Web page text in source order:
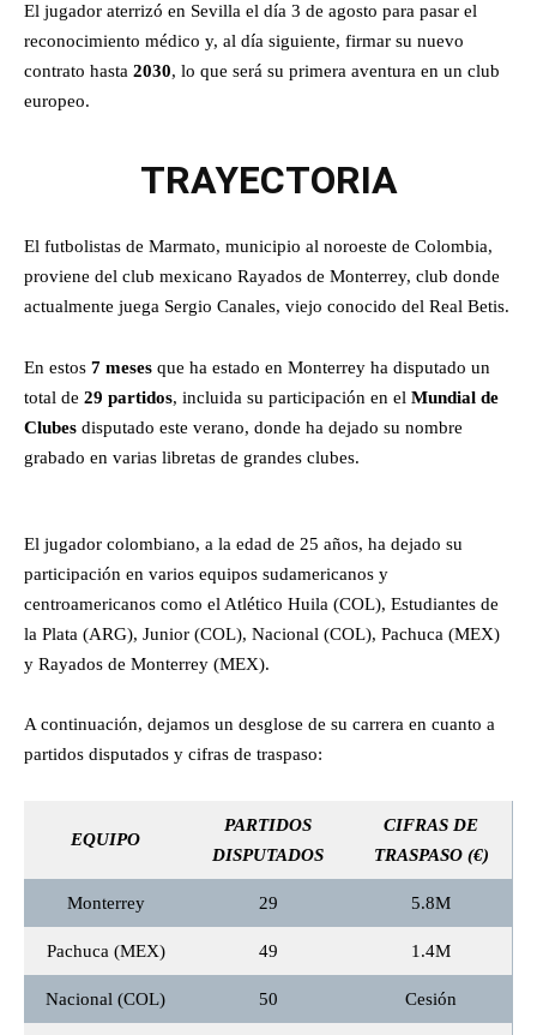
El jugador aterrizó en Sevilla el día 3 de agosto para pasar el
reconocimiento médico y, al día siguiente, firmar su nuevo
contrato hasta 2030, lo que será su primera aventura en un club
europeo.
TRAYECTORIA
El futbolistas de Marmato, municipio al noroeste de Colombia,
proviene del club mexicano Rayados de Monterrey, club donde
actualmente juega Sergio Canales, viejo conocido del Real Betis.
En estos 7 meses que ha estado en Monterrey ha disputado un
total de 29 partidos, incluida su participación en el Mundial de
Clubes disputado este verano, donde ha dejado su nombre
grabado en varias libretas de grandes clubes.
El jugador colombiano, a la edad de 25 años, ha dejado su
participación en varios equipos sudamericanos y
centroamericanos como el Atlético Huila (COL), Estudiantes de
la Plata (ARG), Junior (COL), Nacional (COL), Pachuca (MEX)
y Rayados de Monterrey (MEX).
A continuación, dejamos un desglose de su carrera en cuanto a
partidos disputados y cifras de traspaso:
EQUIPO
PARTIDOS
DISPUTADOS
CIFRAS DE
TRASPASO (€)
Monterrey 29 5.8M
Pachuca (MEX) 49 1.4M
Nacional (COL) 50 Cesión